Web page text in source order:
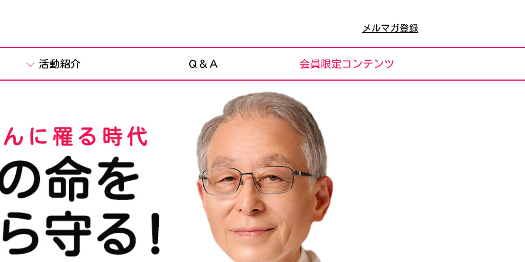
メルマガ登録
活動紹介 Ｑ＆Ａ 会員限定コンテンツ